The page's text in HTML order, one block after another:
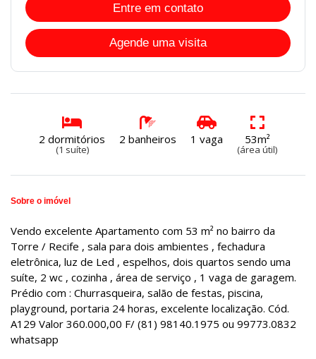
Entre em contato
Agende uma visita
2 dormitórios
(1 suíte)
2 banheiros 1 vaga 53m²
(área útil)
Sobre o imóvel
Vendo excelente Apartamento com 53 m² no bairro da
Torre / Recife , sala para dois ambientes , fechadura
eletrônica, luz de Led , espelhos, dois quartos sendo uma
suíte, 2 wc , cozinha , área de serviço , 1 vaga de garagem.
Prédio com : Churrasqueira, salão de festas, piscina,
playground, portaria 24 horas, excelente localização. Cód.
A129 Valor 360.000,00 F/ (81) 98140.1975 ou 99773.0832
whatsapp